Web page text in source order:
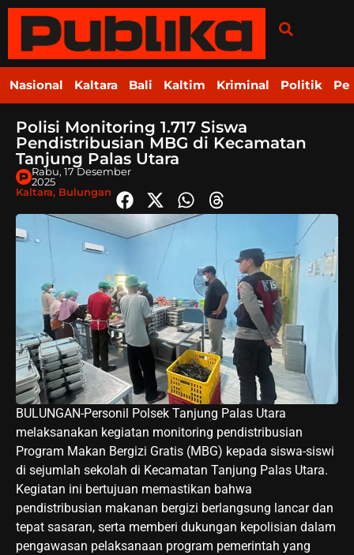
Nasional Kaltara Bali Kaltim Kriminal Politik
Polisi Monitoring 1.717 Siswa
Pendistribusian MBG di Kecamatan
Tanjung Palas Utara
Rabu, 17 Desember
2025
Kaltara, Bulungan
BULUNGAN-Personil Polsek Tanjung Palas Utara
melaksanakan kegiatan monitoring pendistribusian
Program Makan Bergizi Gratis (MBG) kepada siswa-siswi
di sejumlah sekolah di Kecamatan Tanjung Palas Utara.
Kegiatan ini bertujuan memastikan bahwa
pendistribusian makanan bergizi berlangsung lancar dan
tepat sasaran, serta memberi dukungan kepolisian dalam
pengawasan pelaksanaan program pemerintah yang